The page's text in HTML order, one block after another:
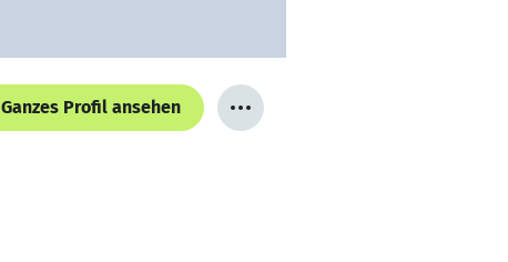
Ganzes Profil ansehen